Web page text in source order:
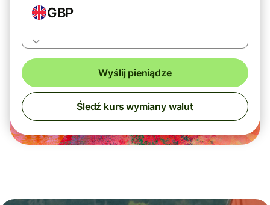
GBP
Wyślij pieniądze
Śledź kurs wymiany walut